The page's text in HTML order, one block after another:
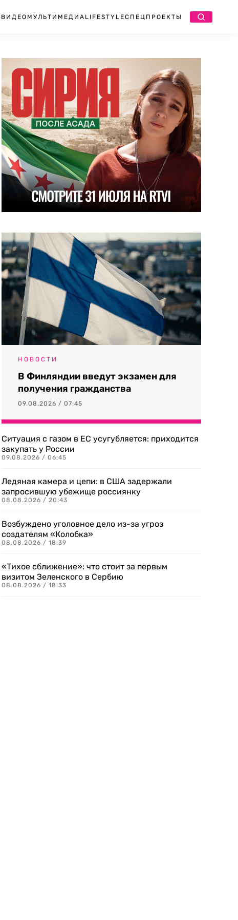
ВИДЕО МУЛЬТИМЕДИА LIFESTYLEСПЕЦПРОЕКТЫ
НОВОСТИ
В Финляндии введут экзамен для
получения гражданства
09.08.2026 / 07:45
Ситуация с газом в ЕС усугубляется: приходится
закупать у России
09.08.2026 / 06:45
Ледяная камера и цепи: в США задержали
запросившую убежище россиянку
08.08.2026 / 20:43
Возбуждено уголовное дело из-за угроз
создателям «Колобка»
08.08.2026 / 18:39
«Тихое сближение»: что стоит за первым
визитом Зеленского в Сербию
08.08.2026 / 18:33